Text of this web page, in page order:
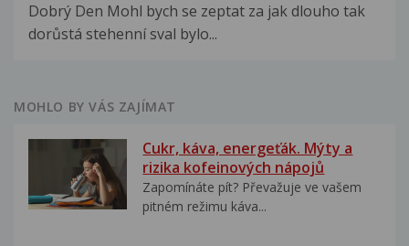
Dobrý Den Mohl bych se zeptat za jak dlouho tak
dorůstá stehenní sval bylo...
MOHLO BY VÁS ZAJÍMAT
Cukr, káva, energeťák. Mýty a
rizika kofeinových nápojů
Zapomínáte pít? Převažuje ve vašem
pitném režimu káva...